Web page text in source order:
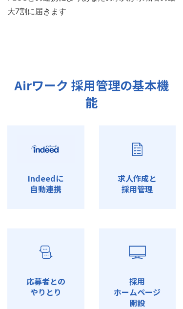
大7割に届きます
Airワーク 採用管理の基本機
能
Indeedに
自動連携
求人作成と
採用管理
応募者との
やりとり
採用
ホームページ
開設